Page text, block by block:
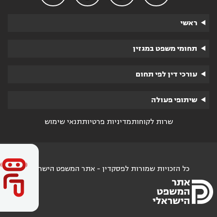
ראשי
תחומי משפט במגזין
עורכי דין לפי תחום
שיתופי פעולה
שרות לקוחותמדיניות פרטיותתנאי שימוש
כל הזכויות שמורות לפסקדין - אתר המשפט הישראלי